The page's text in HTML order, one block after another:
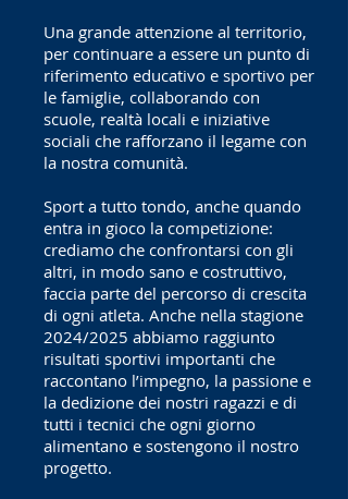
Una grande attenzione al territorio,
per continuare a essere un punto di
riferimento educativo e sportivo per
le famiglie, collaborando con
scuole, realtà locali e iniziative
sociali che rafforzano il legame con
la nostra comunità.
Sport a tutto tondo, anche quando
entra in gioco la competizione:
crediamo che confrontarsi con gli
altri, in modo sano e costruttivo,
faccia parte del percorso di crescita
di ogni atleta. Anche nella stagione
2024/2025 abbiamo raggiunto
risultati sportivi importanti che
raccontano l’impegno, la passione e
la dedizione dei nostri ragazzi e di
tutti i tecnici che ogni giorno
alimentano e sostengono il nostro
progetto.